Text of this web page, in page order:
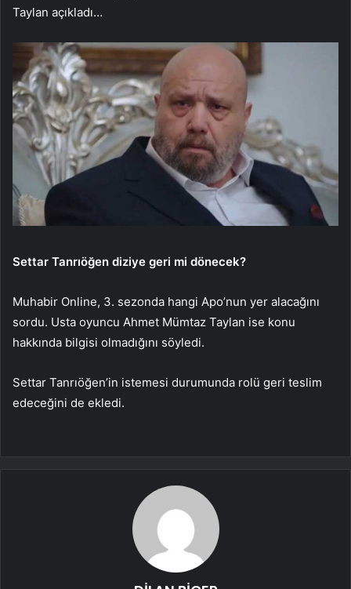
Taylan açıkladı…
Settar Tanrıöğen diziye geri mi dönecek?
Muhabir Online, 3. sezonda hangi Apo’nun yer alacağını
sordu. Usta oyuncu Ahmet Mümtaz Taylan ise konu
hakkında bilgisi olmadığını söyledi.
Settar Tanrıöğen’in istemesi durumunda rolü geri teslim
edeceğini de ekledi.